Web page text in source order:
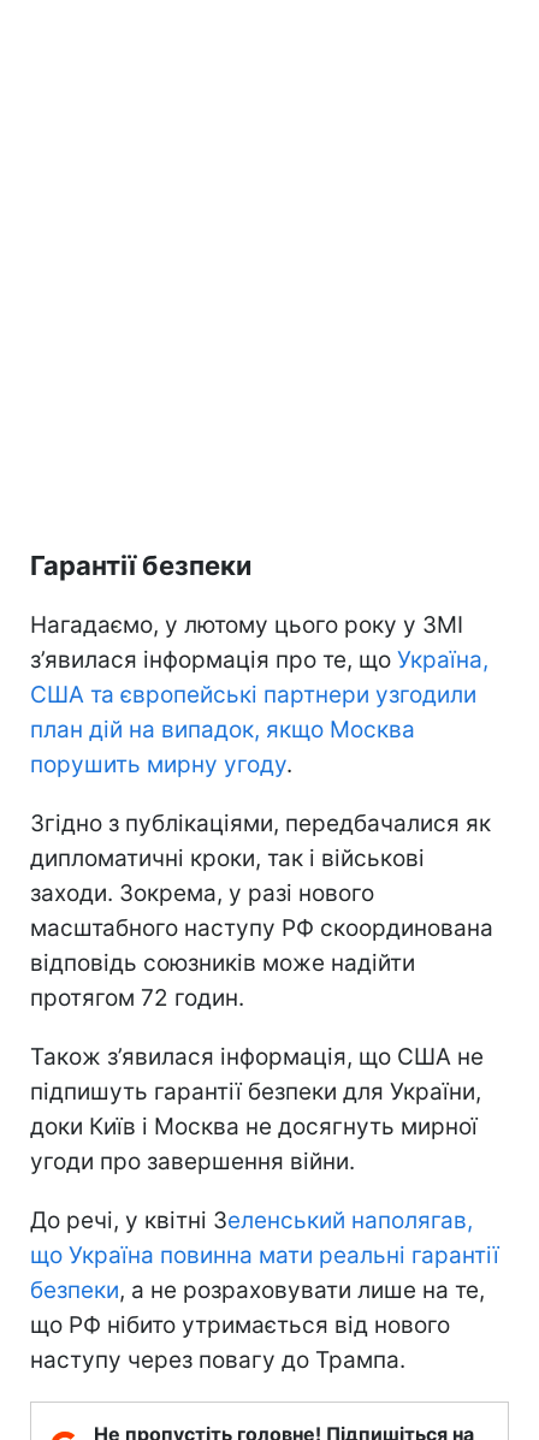
Гарантії безпеки
Нагадаємо, у лютому цього року у ЗМІ
з’явилася інформація про те, що Україна,
США та європейські партнери узгодили
план дій на випадок, якщо Москва
порушить мирну угоду.
Згідно з публікаціями, передбачалися як
дипломатичні кроки, так і військові
заходи. Зокрема, у разі нового
масштабного наступу РФ скоординована
відповідь союзників може надійти
протягом 72 годин.
Також з’явилася інформація, що США не
підпишуть гарантії безпеки для України,
доки Київ і Москва не досягнуть мирної
угоди про завершення війни.
До речі, у квітні Зеленський наполягав,
що Україна повинна мати реальні гарантії
безпеки, а не розраховувати лише на те,
що РФ нібито утримається від нового
наступу через повагу до Трампа.
Не пропустіть головне! Підпишіться на